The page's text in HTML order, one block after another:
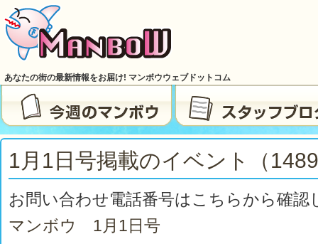
あなたの街の最新情報をお届け! マンボウウェブドットコム
1月1日号掲載のイベント（
お問い合わせ電話番号はこちらから確
マンボウ 1月1日号